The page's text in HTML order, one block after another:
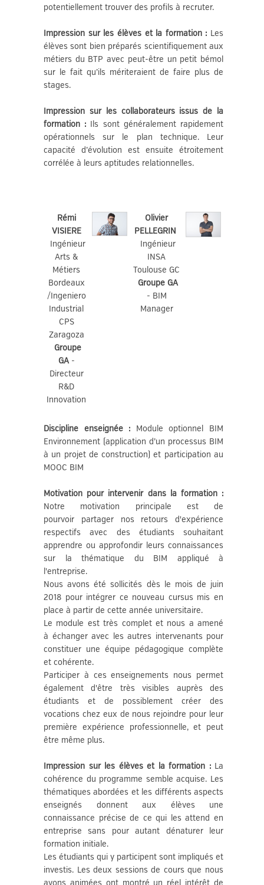
potentiellement trouver des profils à recruter.
Impression sur les élèves et la formation : Les
élèves sont bien préparés scientifiquement aux
métiers du BTP avec peut-être un petit bémol
sur le fait qu’ils mériteraient de faire plus de
stages.
Impression sur les collaborateurs issus de la
formation : Ils sont généralement rapidement
opérationnels sur le plan technique. Leur
capacité d’évolution est ensuite étroitement
corrélée à leurs aptitudes relationnelles.
Rémi
VISIERE
Ingénieur
Arts &
Métiers
Bordeaux
/Ingeniero
Industrial
CPS
Zaragoza
Groupe
GA-
Directeur
R&D
Innovation
Olivier
PELLEGRIN
Ingénieur
INSA
Toulouse GC
Groupe GA
- BIM
Manager
Discipline enseignée : Module optionnel BIM
Environnement (application d’un processus BIM
à un projet de construction) et participation au
MOOC BIM
Motivation pour intervenir dans la formation :
Notre motivation principale est de
pourvoir partager nos retours d'expérience
respectifs avec des étudiants souhaitant
apprendre ou approfondir leurs connaissances
sur la thématique du BIM appliqué à
l'entreprise.
Nous avons été sollicités dès le mois de juin
2018 pour intégrer ce nouveau cursus mis en
place à partir de cette année universitaire.
Le module est très complet et nous a amené
à échanger avec les autres intervenants pour
constituer une équipe pédagogique complète
et cohérente.
Participer à ces enseignements nous permet
également d'être très visibles auprès des
étudiants et de possiblement créer des
vocations chez eux de nous rejoindre pour leur
première expérience professionnelle, et peut
être même plus.
Impression sur les élèves et la formation : La
cohérence du programme semble acquise. Les
thématiques abordées et les différents aspects
enseignés donnent aux élèves une
connaissance précise de ce qui les attend en
entreprise sans pour autant dénaturer leur
formation initiale.
Les étudiants qui y participent sont impliqués et
investis. Les deux sessions de cours que nous
avons animées ont montré un réel intérêt de